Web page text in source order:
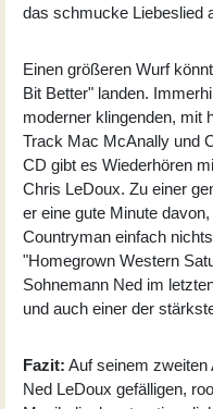
das schmucke Liebeslied
Einen größeren Wurf
Bit Better" landen.
moderner klingenden, mit
Track Mac McAnally und
CD gibt es Wiederhören
Chris LeDoux. Zu einer
er eine gute Minute
Countryman einfach
"Homegrown Western
Sohnemann Ned im
und auch einer der
Fazit: Auf seinem zweiten
Ned LeDoux gefälligen,